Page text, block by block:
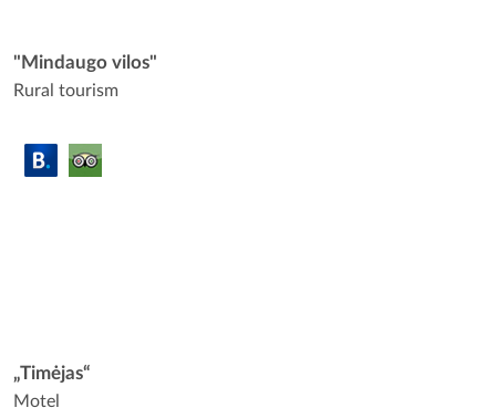
"Mindaugo vilos"
Rural tourism
„Timėjas“
Motel